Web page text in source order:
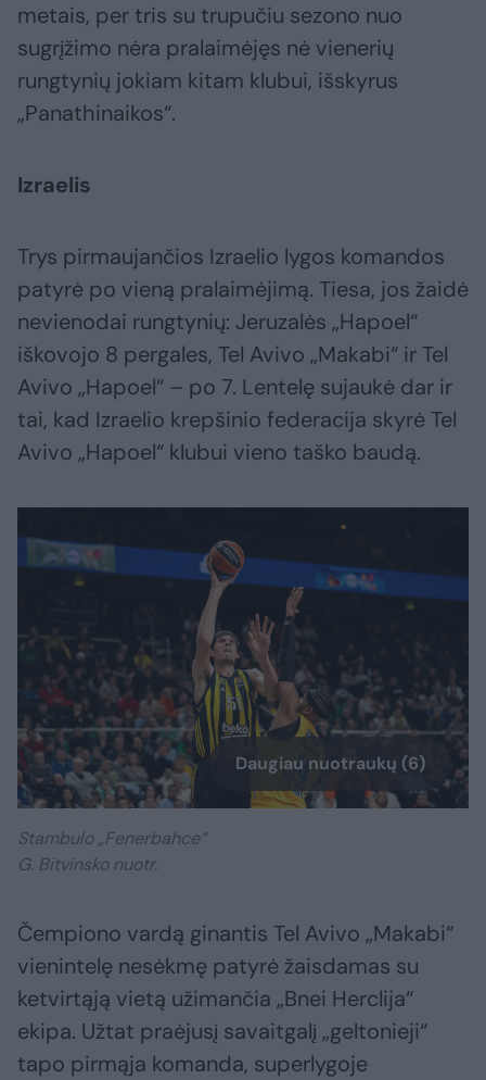
metais, per tris su trupučiu sezono nuo
sugrįžimo nėra pralaimėjęs nė vienerių
rungtynių jokiam kitam klubui, išskyrus
„Panathinaikos“.
Izraelis
Trys pirmaujančios Izraelio lygos komandos
patyrė po vieną pralaimėjimą. Tiesa, jos žaidė
nevienodai rungtynių: Jeruzalės „Hapoel“
iškovojo 8 pergales, Tel Avivo „Makabi“ ir Tel
Avivo „Hapoel“ – po 7. Lentelę sujaukė dar ir
tai, kad Izraelio krepšinio federacija skyrė Tel
Avivo „Hapoel“ klubui vieno taško baudą.
Daugiau nuotraukų (6)
Stambulo „Fenerbahce“
G. Bitvinsko nuotr.
Čempiono vardą ginantis Tel Avivo „Makabi“
vienintelę nesėkmę patyrė žaisdamas su
ketvirtąją vietą užimančia „Bnei Herclija“
ekipa. Užtat praėjusį savaitgalį „geltonieji“
tapo pirmąja komanda, superlygoje